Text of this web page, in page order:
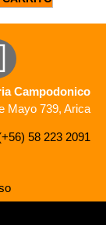
Campodonico
Mayo 739, Arica
58 223 2091